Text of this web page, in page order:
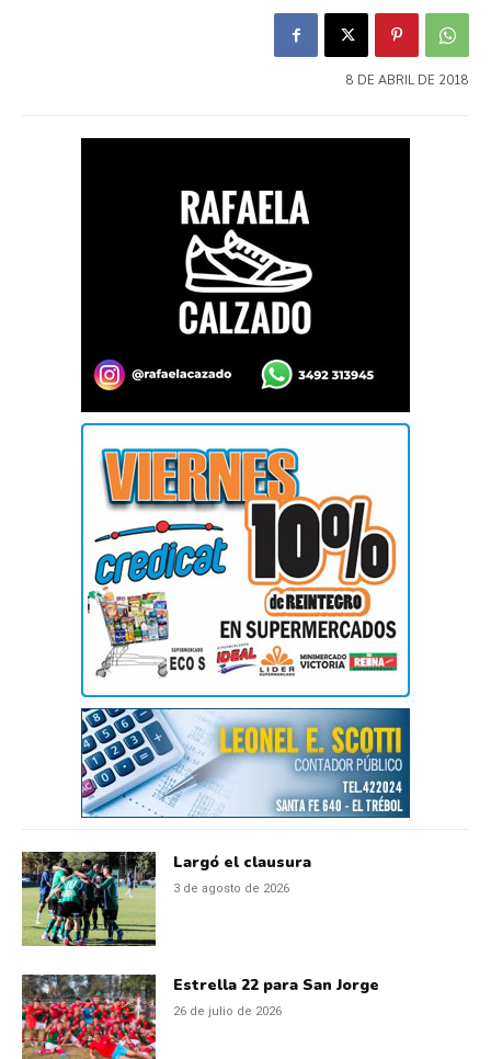
8 DE ABRIL DE 2018
Largó el clausura
3 de agosto de 2026
Estrella 22 para San Jorge
26 de julio de 2026